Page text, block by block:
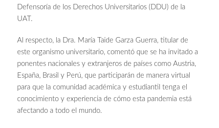
Defensoría de los Derechos Universitarios (DDU) de la
UAT.
Al respecto, la Dra. María Taide Garza Guerra, titular de
este organismo universitario, comentó que se ha invitado a
ponentes nacionales y extranjeros de países como Austria,
España, Brasil y Perú, que participarán de manera virtual
para que la comunidad académica y estudiantil tenga el
conocimiento y experiencia de cómo esta pandemia está
afectando a todo el mundo.